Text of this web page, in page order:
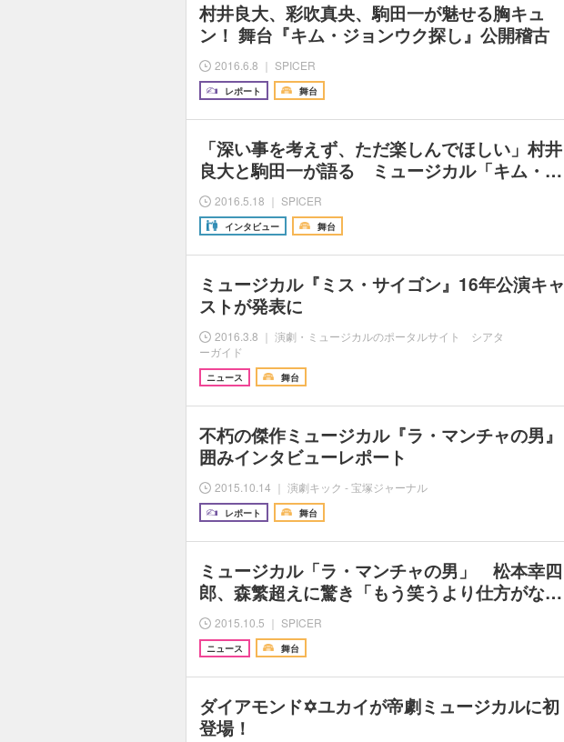
村井良大、彩吹真央、駒田一が魅せる胸キュ
ン！ 舞台『キム・ジョンウク探し』公開稽古
2016.6.8 ｜ SPICER
レポート 舞台
「深い事を考えず、ただ楽しんでほしい」村井
良大と駒田一が語る ミュージカル「キム・…
2016.5.18 ｜ SPICER
インタビュー 舞台
ミュージカル『ミス・サイゴン』16年公演キャ
ストが発表に
2016.3.8 ｜ 演劇・ミュージカルのポータルサイト シアタ
ーガイド
ニュース 舞台
不朽の傑作ミュージカル『ラ・マンチャの男』
囲みインタビューレポート
2015.10.14 ｜ 演劇キック - 宝塚ジャーナル
レポート 舞台
ミュージカル「ラ・マンチャの男」 松本幸四
郎、森繁超えに驚き「もう笑うより仕方がな…
2015.10.5 ｜ SPICER
ニュース 舞台
ダイアモンド✡ユカイが帝劇ミュージカルに初
登場！